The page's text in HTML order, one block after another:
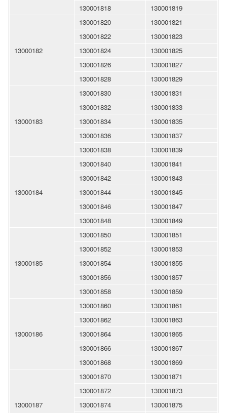
130001818 130001819
13000182
130001820
130001821
130001822
130001823
130001824
130001825
130001826
130001827
130001828
130001829
13000183
130001830
130001831
130001832
130001833
130001834
130001835
130001836
130001837
130001838
130001839
13000184
130001840
130001841
130001842
130001843
130001844
130001845
130001846
130001847
130001848
130001849
13000185
130001850
130001851
130001852
130001853
130001854
130001855
130001856
130001857
130001858
130001859
13000186
130001860
130001861
130001862
130001863
130001864
130001865
130001866
130001867
130001868
130001869
13000187
130001870
130001871
130001872
130001873
130001874
130001875